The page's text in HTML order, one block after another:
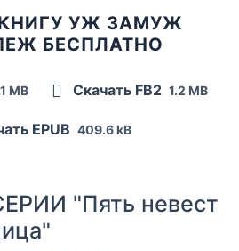
УЖ ЗАМУЖ
БЕСПЛАТНО
MB Скачать FB2 1.2 MB
EPUB 409.6 kB
"Пять невест